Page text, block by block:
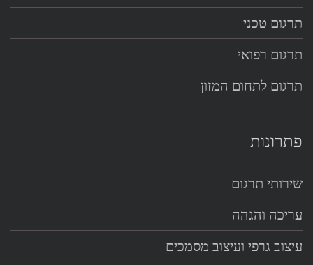
תרגום טכני
תרגום רפואי
תרגום לתחום המזון
פתרונות
שירותי תרגום
עריכה והגהה
עיצוב גרפי ועיצוב מסמכים